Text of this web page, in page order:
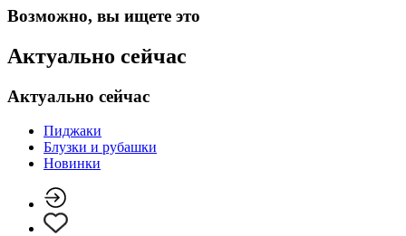
Возможно, вы ищете это
Актуально сейчас
Актуально сейчас
Пиджаки
Блузки и рубашки
Новинки